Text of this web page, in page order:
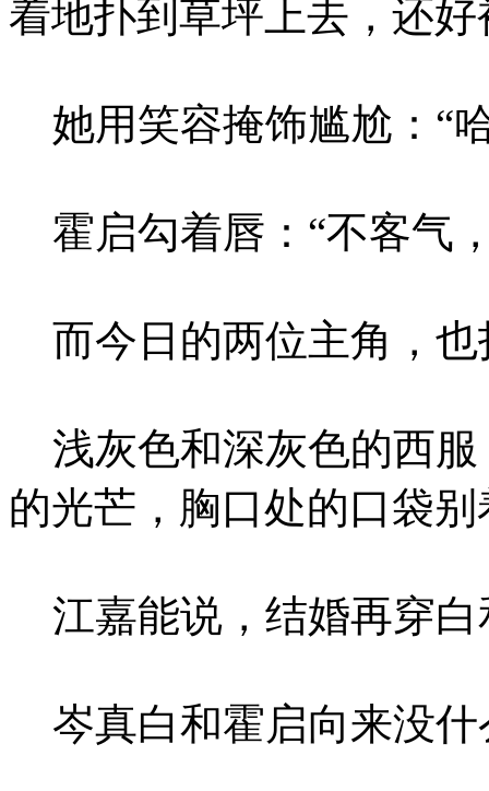
着地扑到草坪上去，还
她用笑容掩饰尴尬：“
霍启勾着唇：“不客气
而今日的两位主角，也
浅灰色和深灰色的西服
的光芒，胸口处的口袋
江嘉能说，结婚再穿白
岑真白和霍启向来没什